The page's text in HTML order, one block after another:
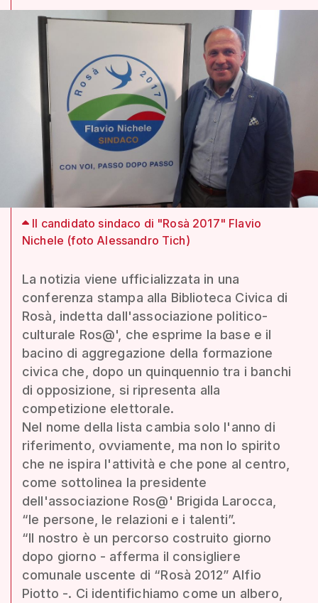
Il candidato sindaco di "Rosà 2017" Flavio
Nichele (foto Alessandro Tich)
La notizia viene ufficializzata in una
conferenza stampa alla Biblioteca Civica di
Rosà, indetta dall'associazione politico-
culturale Ros@', che esprime la base e il
bacino di aggregazione della formazione
civica che, dopo un quinquennio tra i banchi
di opposizione, si ripresenta alla
competizione elettorale.
Nel nome della lista cambia solo l'anno di
riferimento, ovviamente, ma non lo spirito
che ne ispira l'attività e che pone al centro,
come sottolinea la presidente
dell'associazione Ros@' Brigida Larocca,
“le persone, le relazioni e i talenti”.
“Il nostro è un percorso costruito giorno
dopo giorno - afferma il consigliere
comunale uscente di “Rosà 2012” Alfio
Piotto -. Ci identifichiamo come un albero,